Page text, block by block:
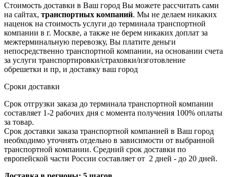
Стоимость доставки в Ваш город Вы можете рассчитать сами
на сайтах, транспортных компаний. Мы не делаем никаких
наценок на стоимость услуги до терминала транспортной
компании в г. Москве, а также не берем никаких доплат за
межтерминальную перевозку, Вы платите деньги
непосредственно транспортной компании, на основании счета
за услуги транспортировки/страховки/изготовление
обрешетки и пр, и доставку ваш город
Сроки доставки
Срок отгрузки заказа до терминала транспортной компании
составляет 1-2 рабочих дня с момента получения 100% оплаты
за товар.
Срок доставки заказа транспортной компанией в Ваш город
необходимо уточнять отдельно в зависимости от выбранной
транспортной компании. Средний срок доставки по
европейской части России составляет от 2 дней - до 20 дней.